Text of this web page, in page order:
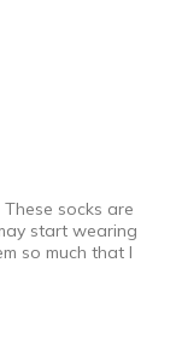
socks are
start wearing
so much that I